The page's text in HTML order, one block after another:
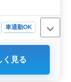
車通勤OK
を充実させ
く見る